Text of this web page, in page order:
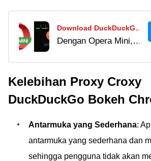
Download DuckDuckGo
Video VPN Terbaru 2023,
Dengan Opera Mini,
VPN untuk bisa
streaming video
bokeh. Yuk, download
aplikasinya di sini!
Kelebihan Proxy Croxy
DuckDuckGo Bokeh
Antarmuka yang Sederhana:
antarmuka yang sederhana dan
sehingga pengguna tidak akan